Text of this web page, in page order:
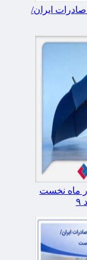
ایران/
ماه نخست